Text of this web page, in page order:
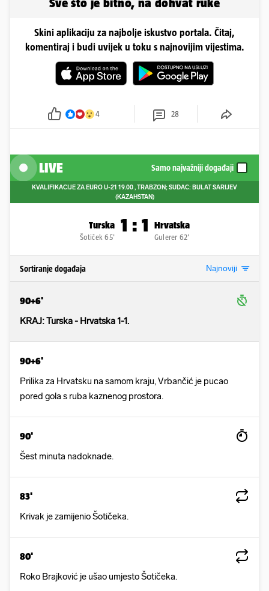
Sve što je bitno, na dohvat ruke
Skini aplikaciju za najbolje iskustvo portala. Čitaj,
komentiraj i budi uvijek u toku s najnovijim vijestima.
4 28
LIVE Samo najvažniji događaji
KVALIFIKACIJE ZA EURO U-21 19.00, TRABZON; SUDAC: BULAT SARIJEV
(KAZAHSTAN)
Turska
Šotiček 65'
1 : 1 Hrvatska
Gulerer 62'
Sortiranje događaja Najnoviji
90+6'
KRAJ: Turska - Hrvatska 1-1.
90+6'
Prilika za Hrvatsku na samom kraju, Vrbančić je pucao
pored gola s ruba kaznenog prostora.
90'
Šest minuta nadoknade.
83'
Krivak je zamijenio Šotičeka.
80'
Roko Brajković je ušao umjesto Šotičeka.